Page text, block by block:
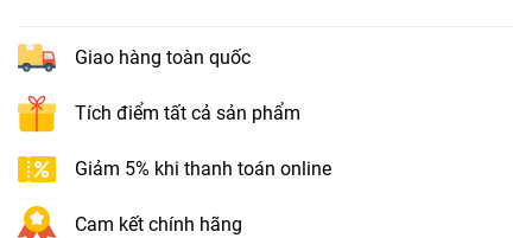
Giao hàng toàn quốc
Tích điểm tất cả sản phẩm
Giảm 5% khi thanh toán online
Cam kết chính hãng